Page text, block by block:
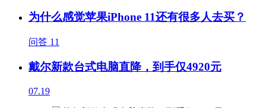
为什么感觉苹果iPhone 11还有很多人去买？
问答 11
戴尔新款台式电脑直降，到手仅4920元
07.19